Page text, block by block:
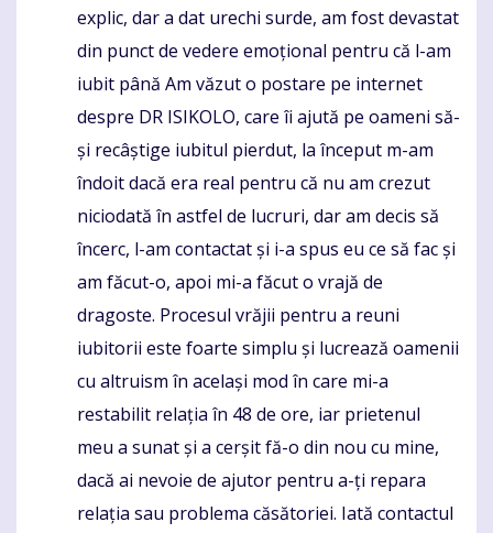
explic, dar a dat urechi surde, am fost devastat
din punct de vedere emoțional pentru că l-am
iubit până Am văzut o postare pe internet
despre DR ISIKOLO, care îi ajută pe oameni să-
și recâștige iubitul pierdut, la început m-am
îndoit dacă era real pentru că nu am crezut
niciodată în astfel de lucruri, dar am decis să
încerc, l-am contactat și i-a spus eu ce să fac și
am făcut-o, apoi mi-a făcut o vrajă de
dragoste. Procesul vrăjii pentru a reuni
iubitorii este foarte simplu și lucrează oamenii
cu altruism în același mod în care mi-a
restabilit relația în 48 de ore, iar prietenul
meu a sunat și a cerșit fă-o din nou cu mine,
dacă ai nevoie de ajutor pentru a-ți repara
relația sau problema căsătoriei. Iată contactul